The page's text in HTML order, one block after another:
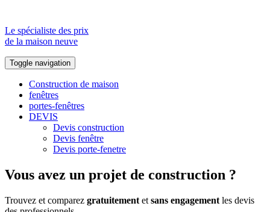
Le spécialiste des prix
de la maison neuve
Toggle navigation
Construction de maison
fenêtres
portes-fenêtres
DEVIS
Devis construction
Devis fenêtre
Devis porte-fenetre
Vous avez un projet de construction ?
Trouvez et comparez gratuitement et sans engagement les devis